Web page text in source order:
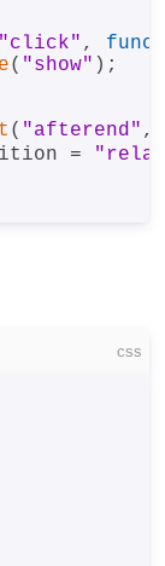
"click" ,
( "show" );
( "afterend" ,
=
css